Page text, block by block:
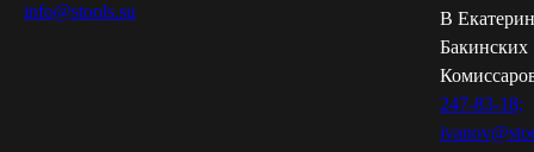
info@stools.su
В
Бакинских
247-83-18;